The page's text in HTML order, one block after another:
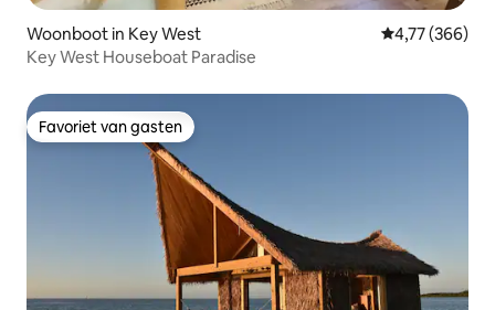
Woonboot in Key West Gemiddelde
4,77 (366)
Key West Houseboat Paradise
Favoriet van gasten
Favoriet van gasten